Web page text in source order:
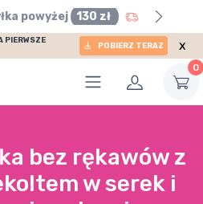
powyżej 130 zł
PIERWSZE
POBIERZ TERAZ x
0
bez rękawów z
w serek i